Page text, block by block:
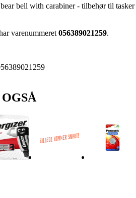
bell with carabiner - tilbehør til tasker
varenummeret 056389021259.